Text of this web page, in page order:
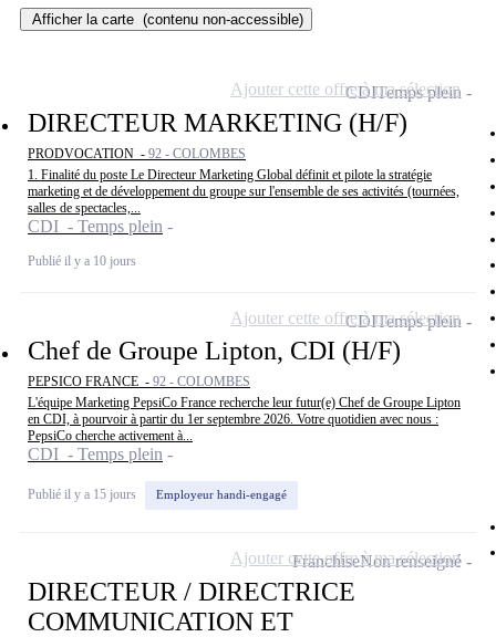
Afficher la carte (contenu non-accessible)
DIRECTEUR MARKETING (H/F)
PRODVOCATION - 92 - COLOMBES
1. Finalité du poste Le Directeur Marketing Global définit et pilote la stratégie
marketing et de développement du groupe sur l'ensemble de ses activités (tournées,
salles de spectacles,...
CDI - Temps plein
Publié il y a 10 jours
CDITemps plein
Ajouter cette offre à ma sélection
Chef de Groupe Lipton, CDI (H/F)
PEPSICO FRANCE - 92 - COLOMBES
L'équipe Marketing PepsiCo France recherche leur futur(e) Chef de Groupe Lipton
en CDI, à pourvoir à partir du 1er septembre 2026. Votre quotidien avec nous :
PepsiCo cherche activement à...
CDI - Temps plein
Publié il y a 15 jours Employeur handi-engagé
CDITemps plein
Ajouter cette offre à ma sélection
DIRECTEUR / DIRECTRICE
COMMUNICATION ET
FranchiseNon renseigné
Ajouter cette offre à ma sélection